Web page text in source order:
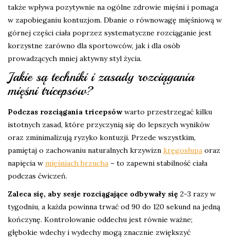
także wpływa pozytywnie na ogólne zdrowie mięśni i pomaga
w zapobieganiu kontuzjom. Dbanie o równowagę mięśniową w
górnej części ciała poprzez systematyczne rozciąganie jest
korzystne zarówno dla sportowców, jak i dla osób
prowadzących mniej aktywny styl życia.
Jakie są techniki i zasady rozciągania
mięśni tricepsów?
Podczas rozciągania tricepsówwarto przestrzegać kilku
istotnych zasad, które przyczynią się do lepszych wyników
oraz zminimalizują ryzyko kontuzji. Przede wszystkim,
pamiętaj o zachowaniu naturalnych krzywizn kręgosłupa oraz
napięcia w mięśniach brzucha – to zapewni stabilność ciała
podczas ćwiczeń.
Zaleca się, aby sesje rozciągające odbywały się 2-3 razy w
tygodniu, a każda powinna trwać od 90 do 120 sekund na jedną
kończynę. Kontrolowanie oddechu jest równie ważne;
głębokie wdechy i wydechy mogą znacznie zwiększyć